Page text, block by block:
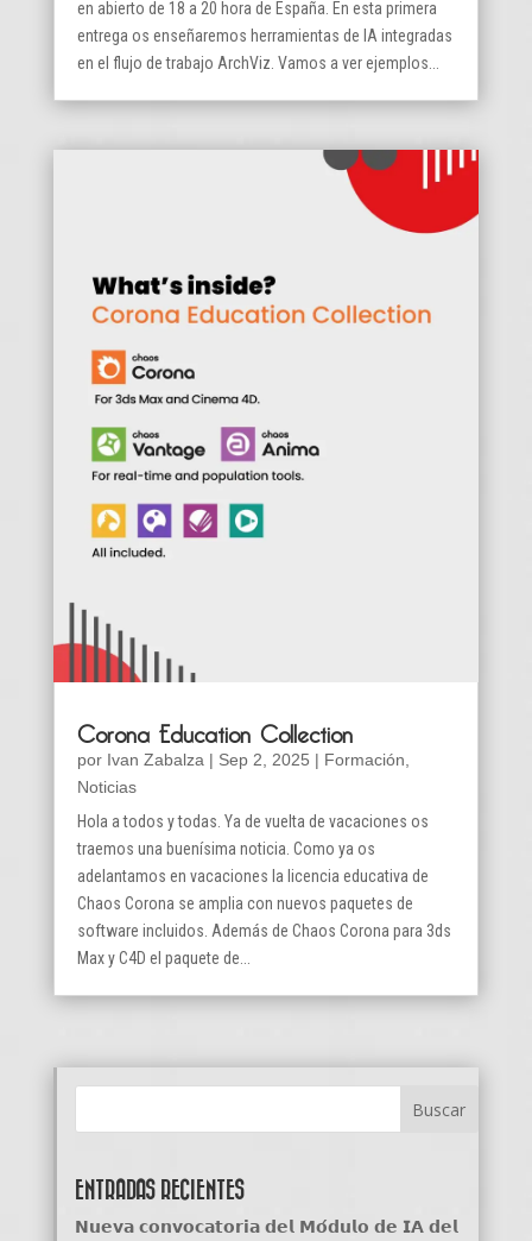
en abierto de 18 a 20 hora de España. En esta primera
entrega os enseñaremos herramientas de IA integradas
en el flujo de trabajo ArchViz. Vamos a ver ejemplos...
Corona Education Collection
por Ivan Zabalza| Sep 2, 2025 | Formación,
Noticias
Hola a todos y todas. Ya de vuelta de vacaciones os
traemos una buenísima noticia. Como ya os
adelantamos en vacaciones la licencia educativa de
Chaos Corona se amplia con nuevos paquetes de
software incluidos. Además de Chaos Corona para 3ds
Max y C4D el paquete de...
ENTRADAS RECIENTES
𝗡𝘂𝗲𝘃𝗮 𝗰𝗼𝗻𝘃𝗼𝗰𝗮𝘁𝗼𝗿𝗶𝗮 𝗱𝗲𝗹 𝗠𝗼́𝗱𝘂𝗹𝗼 𝗱𝗲 𝗜𝗔 𝗱𝗲𝗹